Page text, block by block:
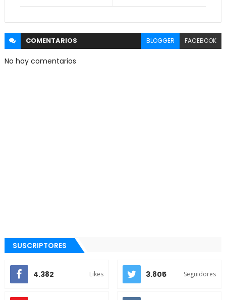
COMENTARIOS BLOGGER FACEBOOK
No hay comentarios
SUSCRIPTORES
4.382 Likes 3.805 Seguidores